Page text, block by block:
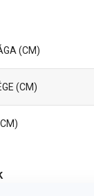
(CM)
(CM)